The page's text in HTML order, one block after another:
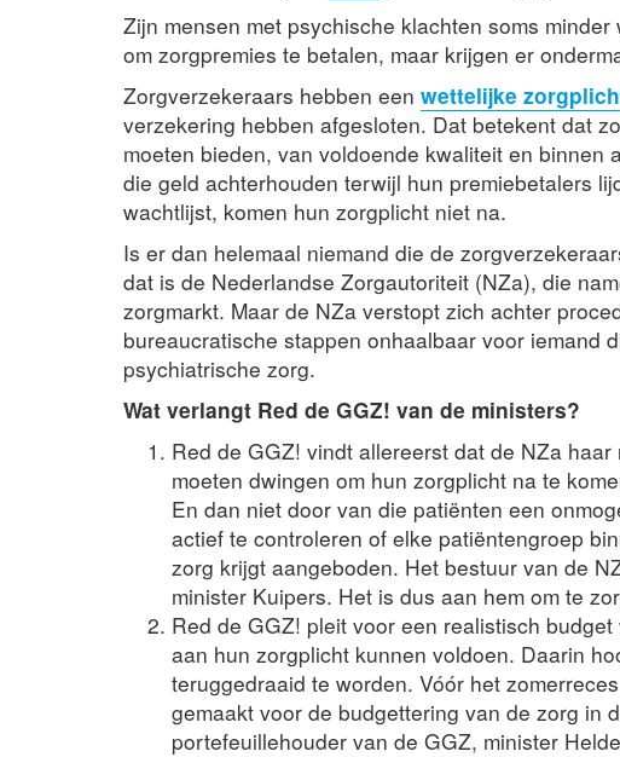
Zijn mensen met psychische klachten soms
om zorgpremies te betalen, maar krijgen er
Zorgverzekeraars hebben een wettelijke
verzekering hebben afgesloten. Dat betekent dat
moeten bieden, van voldoende kwaliteit en
die geld achterhouden terwijl hun premiebetalers
wachtlijst, komen hun zorgplicht niet na.
Is er dan helemaal niemand die de
dat is de Nederlandse Zorgautoriteit (NZa), die
zorgmarkt. Maar de NZa verstopt zich achter
bureaucratische stappen onhaalbaar voor iemand
psychiatrische zorg.
Wat verlangt Red de GGZ! van de ministers?
Red de GGZ! vindt allereerst dat de NZa
moeten dwingen om hun zorgplicht na te
En dan niet door van die patiënten een
actief te controleren of elke patiëntengroep
zorg krijgt aangeboden. Het bestuur van de
minister Kuipers. Het is dus aan hem om te
Red de GGZ! pleit voor een realistisch
aan hun zorgplicht kunnen voldoen. Daarin
teruggedraaid te worden. Vóór het
gemaakt voor de budgettering van de zorg in
portefeuillehouder van de GGZ, minister